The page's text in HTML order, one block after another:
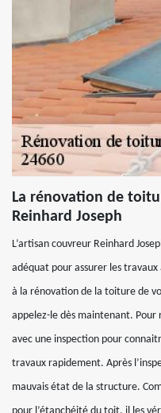
La rénovation de
Reinhard Joseph
L’artisan couvreur Reinhard
adéquat pour assurer les
à la rénovation de la toiture de
appelez-le dès maintenant.
avec une inspection pour
travaux rapidement. Après
mauvais état de la structure.